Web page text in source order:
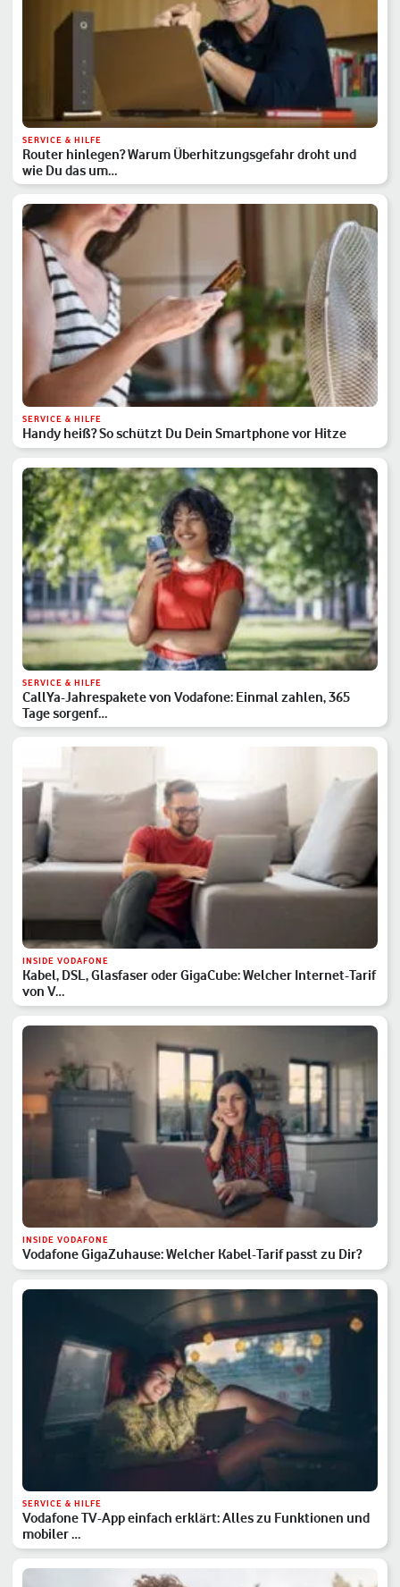
SERVICE & HILFE
Router hinlegen? Warum Überhitzungsgefahr droht und
wie Du das um…
SERVICE & HILFE
Handy heiß? So schützt Du Dein Smartphone vor Hitze
SERVICE & HILFE
CallYa-Jahrespakete von Vodafone: Einmal zahlen, 365
Tage sorgenf…
INSIDE VODAFONE
Kabel, DSL, Glasfaser oder GigaCube: Welcher Internet-Tarif
von V…
INSIDE VODAFONE
Vodafone GigaZuhause: Welcher Kabel-Tarif passt zu Dir?
SERVICE & HILFE
Vodafone TV-App einfach erklärt: Alles zu Funktionen und
mobiler …